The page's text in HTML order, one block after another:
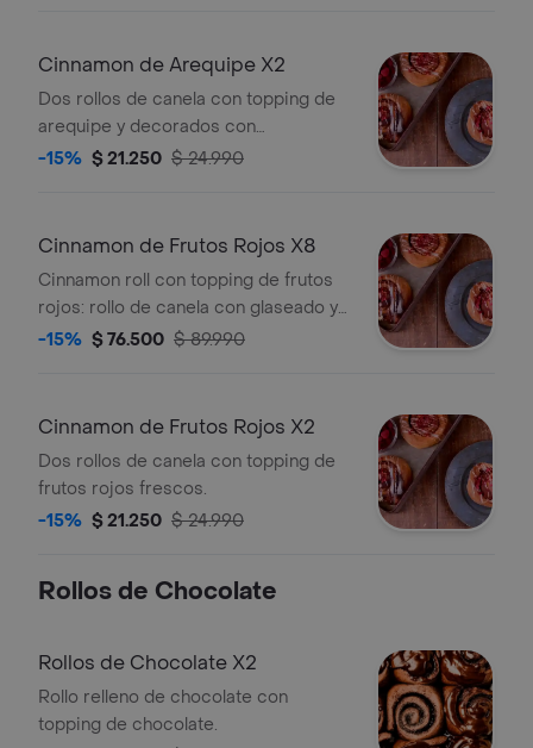
Cinnamon de Arequipe X2
Dos rollos de canela con topping de
arequipe y decorados con
frambuesas frescas.
-15% $ 21.250 $ 24.990
Cinnamon de Frutos Rojos X8
Cinnamon roll con topping de frutos
rojos: rollo de canela con glaseado y
cobertura de frutos rojos.
-15% $ 76.500 $ 89.990
Cinnamon de Frutos Rojos X2
Dos rollos de canela con topping de
frutos rojos frescos.
-15% $ 21.250 $ 24.990
Rollos de Chocolate
Rollos de Chocolate X2
Rollo relleno de chocolate con
topping de chocolate.